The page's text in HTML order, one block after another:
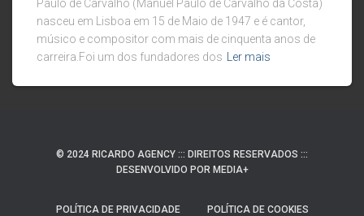
Paulo de Carvalho (Manuel Paulo de Carvalho da Costa)
nasceu em Lisboa em 15 de Maio de 1947 e é cantor,
músico e compositor com mais de cinquenta anos de
carreira.Foi um dos fundadores dos
Ler mais
© 2024 RICARDO AGENCY ::: DIREITOS RESERVADOS :::
DESENVOLVIDO POR MEDIA+
POLÍTICA DE PRIVACIDADE POLÍTICA DE COOKIES